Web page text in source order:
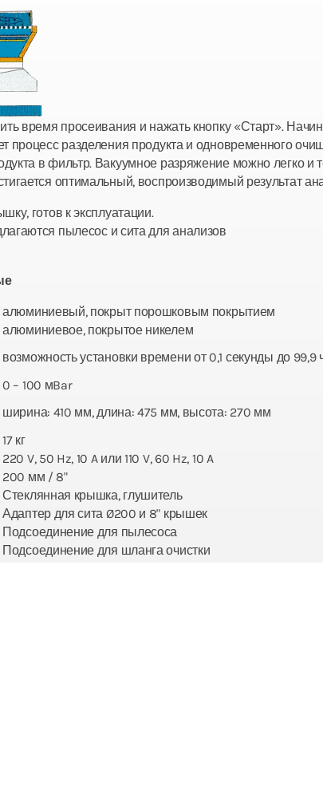
время просеивания и нажать кнопку «Старт».
процесс разделения продукта и одновременного
в фильтр. Вакуумное разряжение можно легко и
оптимальный, воспроизводимый результат
готов к эксплуатации.
пылесос и сита для анализов
алюминиевый, покрыт порошковым покрытием
алюминиевое, покрытое никелем
возможность установки времени от 0,1 секунды до 99,9
0 – 100 мBar
ширина: 410 мм, длина: 475 мм, высота: 270 мм
17 кг
220 V, 50 Hz, 10 A или 110 V, 60 Hz, 10 A
200 мм / 8"
Стеклянная крышка, глушитель
Адаптер для сита Ø200 и 8" крышек
Подсоединение для пылесоса
Подсоединение для шланга очистки